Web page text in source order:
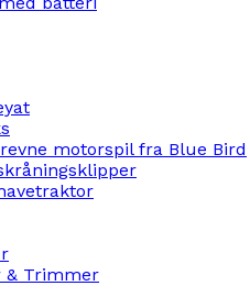
motorspil fra Blue Bird
& Trimmer